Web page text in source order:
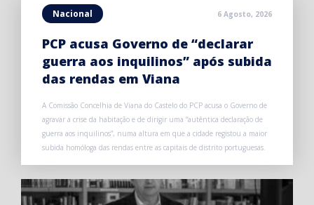
Nacional 6 Agosto, 2026
PCP acusa Governo de “declarar
guerra aos inquilinos” após subida
das rendas em Viana
A Comissão Concelhia de Viana do Castelo do PCP acusa o Governo de
agravar a crise da habitação e de dirigir uma “autêntica declaração de
guerra aos inquilinos”, numa altura em que a cidade registou a maior
subida homóloga das rendas entre as capitais de distrito portuguesas.